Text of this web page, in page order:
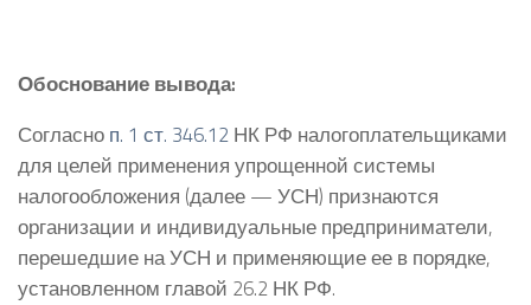
Обоснование вывода:
Согласно п. 1 ст. 346.12 НК РФ налогоплательщиками
для целей применения упрощенной системы
налогообложения (далее — УСН) признаются
организации и индивидуальные предприниматели,
перешедшие на УСН и применяющие ее в порядке,
установленном главой 26.2 НК РФ.